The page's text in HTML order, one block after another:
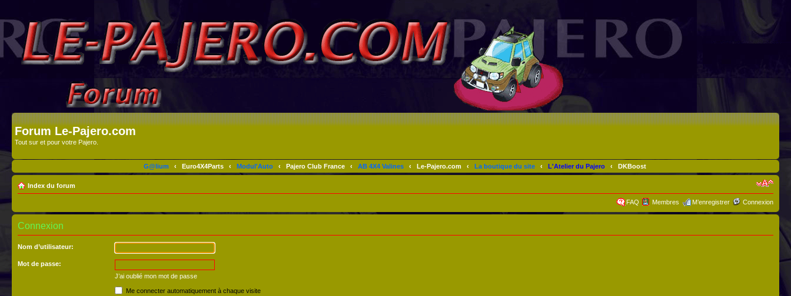
Forum Le-Pajero.com
Tout sur et pour votre Pajero.
G@lium ‹ Euro4X4Parts ‹ Modul'Auto ‹ Pajero Club France ‹ AB 4X4 Valines ‹ Le-Pajero.com ‹ La boutique du site ‹ L'Atelier du Pajero ‹ DKBoost
Index du forum
FAQ Membres M’enregistrer Connexion
Connexion
Nom d’utilisateur:
Mot de passe:
J’ai oublié mon mot de passe
Me connecter automatiquement à chaque visite